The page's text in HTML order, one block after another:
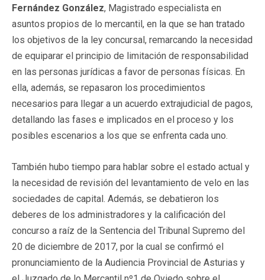
Fernández González, Magistrado especialista en
asuntos propios de lo mercantil, en la que se han tratado
los objetivos de la ley concursal, remarcando la necesidad
de equiparar el principio de limitación de responsabilidad
en las personas jurídicas a favor de personas físicas. En
ella, además, se repasaron los procedimientos
necesarios para llegar a un acuerdo extrajudicial de pagos,
detallando las fases e implicados en el proceso y los
posibles escenarios a los que se enfrenta cada uno.
También hubo tiempo para hablar sobre el estado actual y
la necesidad de revisión del levantamiento de velo en las
sociedades de capital. Además, se debatieron los
deberes de los administradores y la calificación del
concurso a raíz de la Sentencia del Tribunal Supremo del
20 de diciembre de 2017, por la cual se confirmó el
pronunciamiento de la Audiencia Provincial de Asturias y